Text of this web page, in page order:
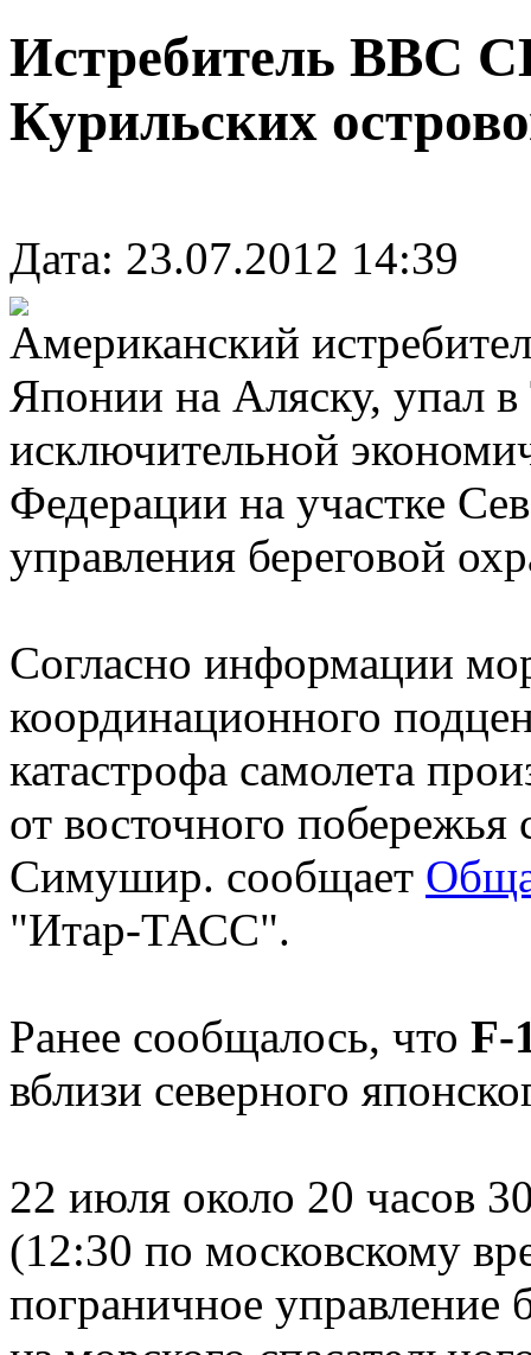
Истребитель ВВС
Курильских
Дата: 23.07.2012 14:39
Американский
Японии на Аляску, упал
исключительной
Федерации на участке
управления береговой
Согласно информации
координационного
катастрофа самолета
от восточного побережья
Симушир. сообщает
"Итар-ТАСС".
Ранее сообщалось, что F-
вблизи северного
22 июля около 20 часов
(12:30 по московскому
пограничное